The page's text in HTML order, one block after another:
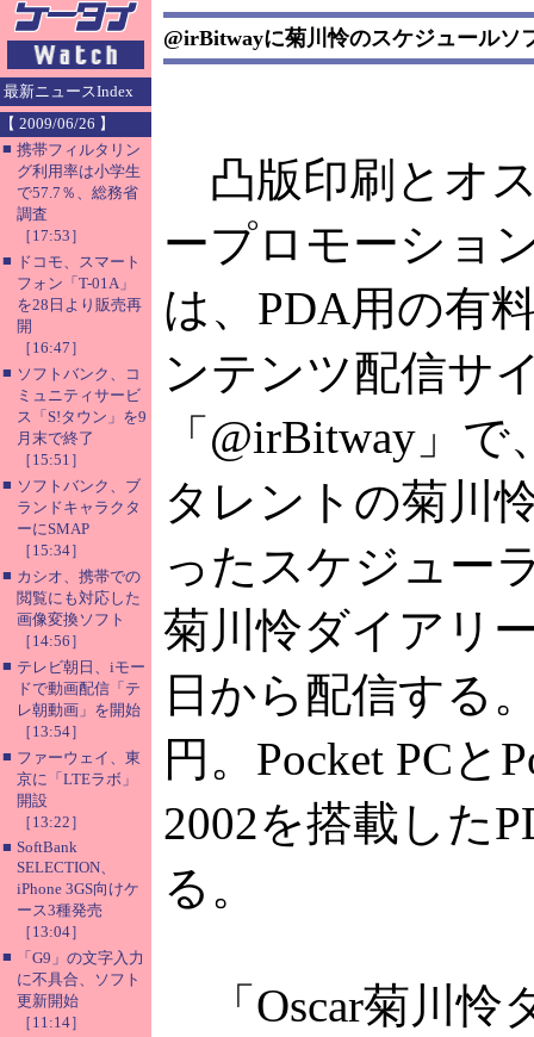
最新ニュースIndex
【 2009/06/26 】
■ 携帯フィルタリン
グ利用率は小学生
で57.7％、総務省
調査
［17:53］
■ ドコモ、スマート
フォン「T-01A」
を28日より販売再
開
［16:47］
■ ソフトバンク、コ
ミュニティサービ
ス「S!タウン」を9
月末で終了
［15:51］
■ ソフトバンク、ブ
ランドキャラクタ
ーにSMAP
［15:34］
■ カシオ、携帯での
閲覧にも対応した
画像変換ソフト
［14:56］
■ テレビ朝日、iモー
ドで動画配信「テ
レ朝動画」を開始
［13:54］
■ ファーウェイ、東
京に「LTEラボ」
開設
［13:22］
■ SoftBank
SELECTION、
iPhone 3GS向けケ
ース3種発売
［13:04］
■
「G9」の文字入力
に不具合、ソフト
更新開始
［11:14］
@irBitwayに菊川怜のスケジュールソ
凸版印刷とオ
ープロモーショ
は、PDA用の有
ンテンツ配信サ
「@irBitway」で
タレントの菊川
ったスケジュー
菊川怜ダイアリ
日から配信する
円。Pocket PCと
2002を搭載した
る。
「Oscar菊川怜